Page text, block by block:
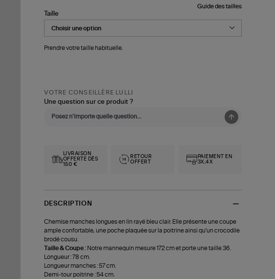
Guide des tailles
Taille
Prendre votre taille habituelle.
VOTRE CONSEILLÈRE LULLI
Une question sur ce produit ?
LIVRAISON
OFFERTE DÈS
150 €
RETOUR
OFFERT
PAIEMENT EN
3X,4X
DESCRIPTION
Chemise manches longues en lin rayé bleu clair. Elle présente une coupe
ample confortable, une poche plaquée sur la poitrine ainsi qu'un crocodile
brodé cousu.
Taille & Coupe : Notre mannequin mesure 172 cm et porte une taille 36.
Longueur : 78 cm.
Longueur manches : 57 cm.
Demi-tour poitrine : 54 cm.